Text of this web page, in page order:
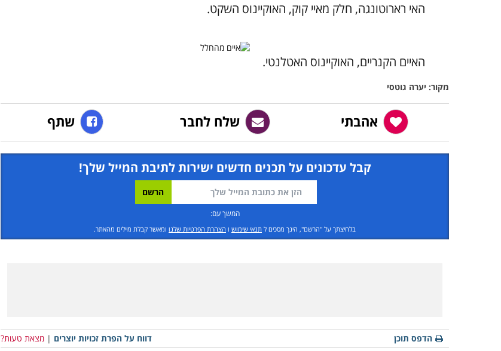
האי רארוטונגה, חלק מאיי קוק, האוקיינוס השקט.
האיים הקנריים, האוקיינוס האטלנטי.
מקור: יערה גוטסי
אהבתי שלח לחבר שתף
קבל עדכונים על תכנים חדשים ישירות לתיבת המייל שלך!
המשך עם:
בלחיצתך על "הרשם", הינך מסכים ל תנאי שימוש ו הצהרת הפרטיות שלנו ומאשר קבלת מיילים מהאתר.
דווח על הפרת זכויות יוצרים | מצאת טעות? הדפס תוכן